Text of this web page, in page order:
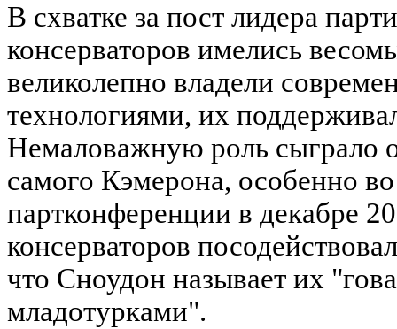
В схватке за пост лидера
консерваторов имелись
великолепно владели
технологиями, их
Немаловажную роль сыграло
самого Кэмерона, особенно
партконференции в декабре
консерваторов
что Сноудон называет их
младотурками".